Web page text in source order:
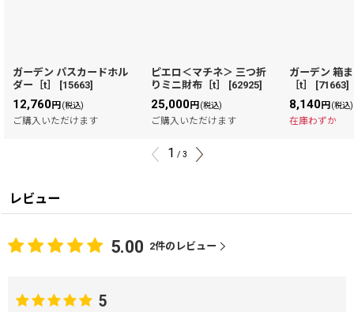
ガーデン パスカードホル
ダー［t］
[15663]
12,760円 (税込)
ご購入いただけます
ピエロ＜マチネ＞ 三つ折
りミニ財布［t］
[62925]
25,000円 (税込)
ご購入いただけます
ガーデン 箱
［t］
[71663]
8,140円 (税込)
在庫わずか
1 / 3
レビュー
5.00 2件のレビュー
5